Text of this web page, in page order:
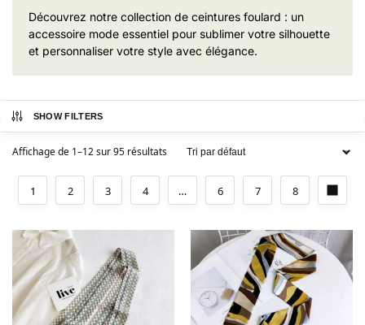
Découvrez notre collection de ceintures foulard : un
accessoire mode essentiel pour sublimer votre silhouette
et personnaliser votre style avec élégance.
SHOW FILTERS
Affichage de 1–12 sur 95 résultats
1 2 3 4 … 6 7 8